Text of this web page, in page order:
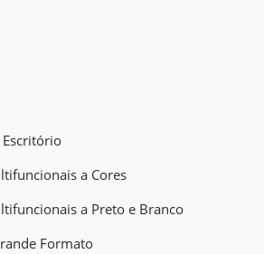
a Cores
a Preto e Branco
Formato